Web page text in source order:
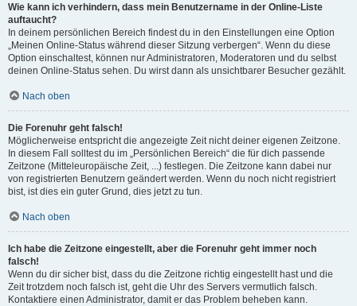
Wie kann ich verhindern, dass mein Benutzername in der Online-Liste
auftaucht?
In deinem persönlichen Bereich findest du in den Einstellungen eine Option
„Meinen Online-Status während dieser Sitzung verbergen“. Wenn du diese
Option einschaltest, können nur Administratoren, Moderatoren und du selbst
deinen Online-Status sehen. Du wirst dann als unsichtbarer Besucher gezählt.
Nach oben
Die Forenuhr geht falsch!
Möglicherweise entspricht die angezeigte Zeit nicht deiner eigenen Zeitzone.
In diesem Fall solltest du im „Persönlichen Bereich“ die für dich passende
Zeitzone (Mitteleuropäische Zeit, ...) festlegen. Die Zeitzone kann dabei nur
von registrierten Benutzern geändert werden. Wenn du noch nicht registriert
bist, ist dies ein guter Grund, dies jetzt zu tun.
Nach oben
Ich habe die Zeitzone eingestellt, aber die Forenuhr geht immer noch
falsch!
Wenn du dir sicher bist, dass du die Zeitzone richtig eingestellt hast und die
Zeit trotzdem noch falsch ist, geht die Uhr des Servers vermutlich falsch.
Kontaktiere einen Administrator, damit er das Problem beheben kann.